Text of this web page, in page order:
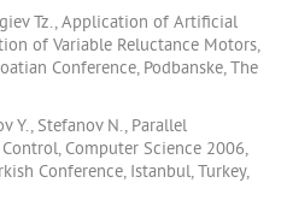
Tz., Application of Artificial
of Variable Reluctance Motors,
Conference, Podbanske, The
Y., Stefanov N., Parallel
Computer Science 2006,
Conference, Istanbul, Turkey,